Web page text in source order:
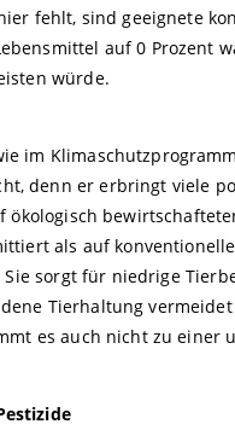
fehlt, sind geeignete
auf 0 Prozent
würde.
im
denn er erbringt viele
als auf
sorgt für niedrige
Tierhaltung
es auch nicht zu einer